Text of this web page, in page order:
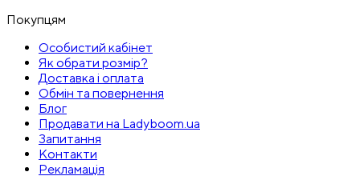
Покупцям
Особистий кабінет
Як обрати розмір?
Доставка і оплата
Обмін та повернення
Блог
Продавати на Ladyboom.ua
Запитання
Контакти
Рекламація